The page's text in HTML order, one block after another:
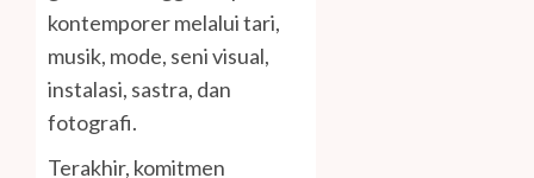
kontemporer melalui tari,
musik, mode, seni visual,
instalasi, sastra, dan
fotografi.
Terakhir, komitmen